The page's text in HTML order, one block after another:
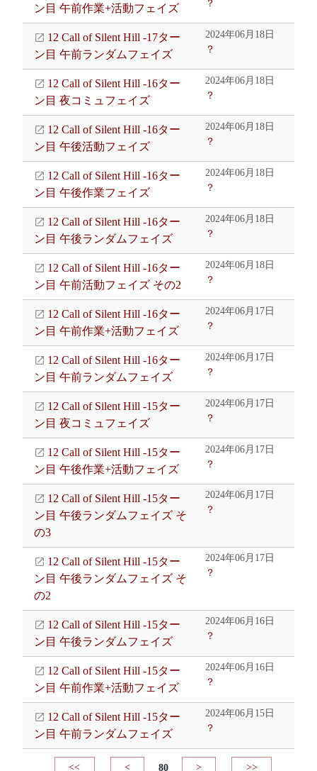
ン目 午前作業+活動フェイズ
？
12 Call of Silent Hill -17ター
ン目 午前ランダムフェイズ
2024年06月18日
？
12 Call of Silent Hill -16ター
ン目 夜コミュフェイズ
2024年06月18日
？
12 Call of Silent Hill -16ター
ン目 午後活動フェイズ
2024年06月18日
？
12 Call of Silent Hill -16ター
ン目 午後作業フェイズ
2024年06月18日
？
12 Call of Silent Hill -16ター
ン目 午後ランダムフェイズ
2024年06月18日
？
12 Call of Silent Hill -16ター
ン目 午前活動フェイズ その2
2024年06月18日
？
12 Call of Silent Hill -16ター
ン目 午前作業+活動フェイズ
2024年06月17日
？
12 Call of Silent Hill -16ター
ン目 午前ランダムフェイズ
2024年06月17日
？
12 Call of Silent Hill -15ター
ン目 夜コミュフェイズ
2024年06月17日
？
12 Call of Silent Hill -15ター
ン目 午後作業+活動フェイズ
2024年06月17日
？
12 Call of Silent Hill -15ター
ン目 午後ランダムフェイズ そ
の3
2024年06月17日
？
12 Call of Silent Hill -15ター
ン目 午後ランダムフェイズ そ
の2
2024年06月17日
？
12 Call of Silent Hill -15ター
ン目 午後ランダムフェイズ
2024年06月16日
？
12 Call of Silent Hill -15ター
ン目 午前作業+活動フェイズ
2024年06月16日
？
12 Call of Silent Hill -15ター
ン目 午前ランダムフェイズ
2024年06月15日
？
<< < 80 > >>